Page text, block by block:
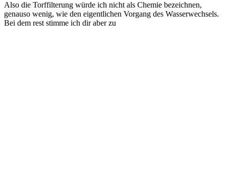
Also die Torffilterung würde ich nicht als Chemie bezeichnen,
genauso wenig, wie den eigentlichen Vorgang des Wasserwechsels.
Bei dem rest stimme ich dir aber zu